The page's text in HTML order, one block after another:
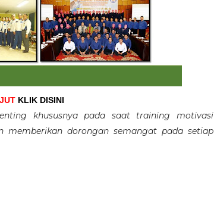
KLIK DISINI
khususnya pada saat training motivasi
memberikan dorongan semangat pada setiap